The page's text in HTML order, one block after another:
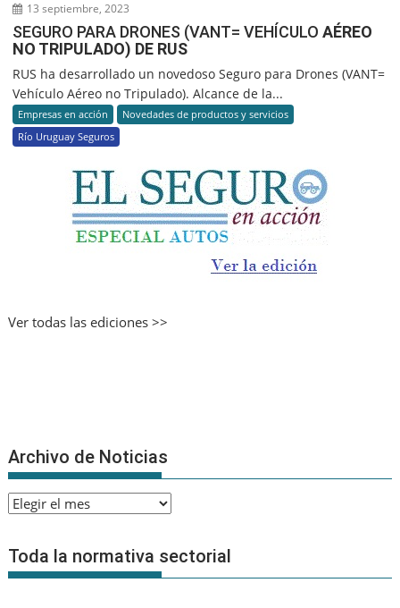
13 septiembre, 2023
SEGURO PARA DRONES (VANT= VEHÍCULOAÉREO
NO TRIPULADO) DE RUS
RUS ha desarrollado un novedoso Seguro para Drones (VANT=
Vehículo Aéreo no Tripulado). Alcance de la...
Empresas en acción
Novedades de productos y servicios
Río Uruguay Seguros
Ver todas las ediciones >>
Archivo de Noticias
Archivo
Noticias
Toda la normativa sectorial